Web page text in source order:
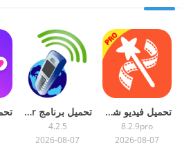
تحميل فيديو شو مهكر 2026 VideoShow تطبيق صانع فيديو
8.2.9pro
2026-08-07
تحميل برنامج iTel Mobile Dialer مهكر 2026 مشحون
4.2.5
2026-08-07